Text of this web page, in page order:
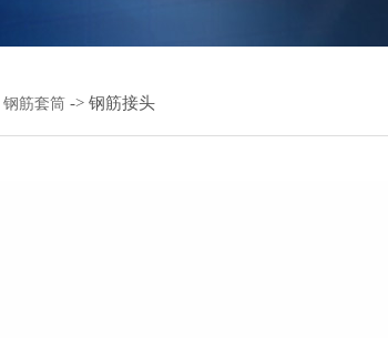
钢筋套筒 -> 钢筋接头